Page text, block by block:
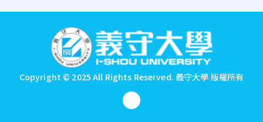
Copyright © 2025 All Rights Reserved. 義守大學 版權所有